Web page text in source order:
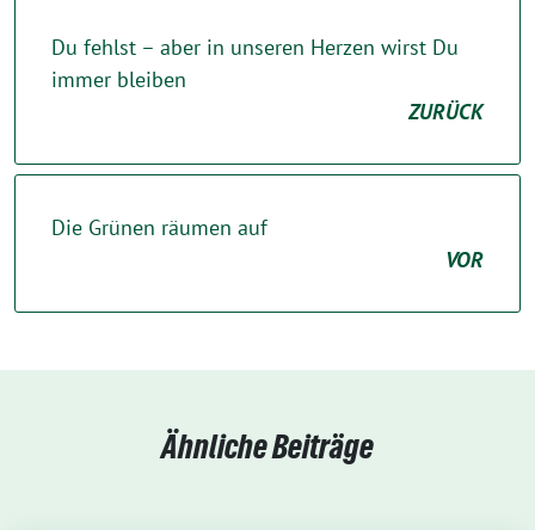
Du fehlst – aber in unseren Herzen wirst Du
immer bleiben
ZURÜCK
Die Grünen räumen auf
VOR
Ähnliche Beiträge